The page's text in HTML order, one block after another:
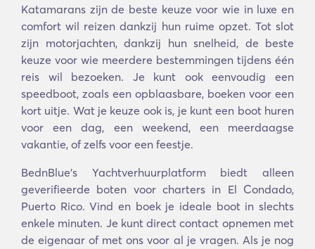
Katamarans zijn de beste keuze voor wie in luxe en
comfort wil reizen dankzij hun ruime opzet. Tot slot
zijn motorjachten, dankzij hun snelheid, de beste
keuze voor wie meerdere bestemmingen tijdens één
reis wil bezoeken. Je kunt ook eenvoudig een
speedboot, zoals een opblaasbare, boeken voor een
kort uitje. Wat je keuze ook is, je kunt een boot huren
voor een dag, een weekend, een meerdaagse
vakantie, of zelfs voor een feestje.
BednBlue's Yachtverhuurplatform biedt alleen
geverifieerde boten voor charters in El Condado,
Puerto Rico. Vind en boek je ideale boot in slechts
enkele minuten. Je kunt direct contact opnemen met
de eigenaar of met ons voor al je vragen. Als je nog